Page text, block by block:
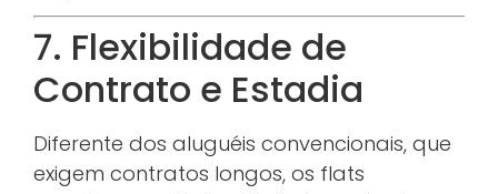
7. Flexibilidade de
Contrato e Estadia
Diferente dos aluguéis convencionais, que
exigem contratos longos, os flats